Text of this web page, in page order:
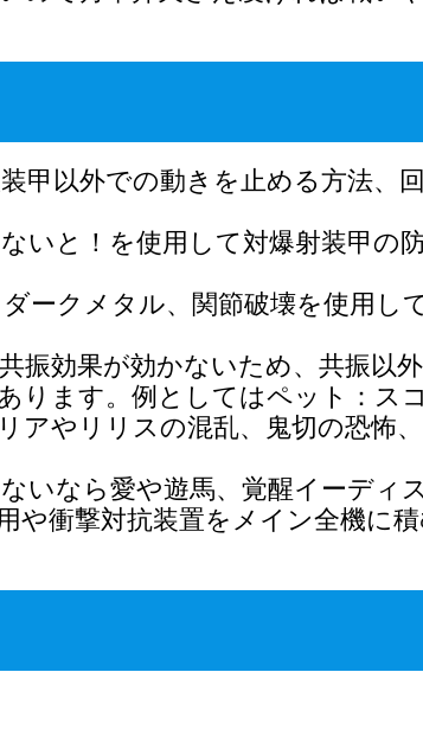
甲以外での動きを止める方法、
いと！を使用して対爆射装甲の
ークメタル、関節破壊を使用し
振効果が効かないため、共振以
ります。例としてはペット：ス
アやリリスの混乱、鬼切の恐怖
いなら愛や遊馬、覚醒イーディス
や衝撃対抗装置をメイン全機に